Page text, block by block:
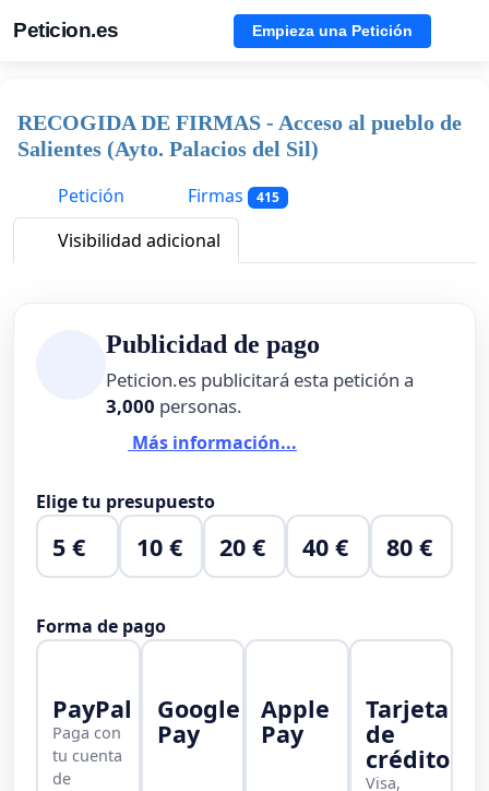
Peticion.es Empieza una Petición
RECOGIDA DE FIRMAS - Acceso al pueblo de
Salientes (Ayto. Palacios del Sil)
Petición
Firmas 415
Visibilidad adicional
Publicidad de pago
Peticion.es publicitará esta petición a
3,000 personas.
Más información...
Elige tu presupuesto
5 € 10 € 20 € 40 € 80 €
Forma de pago
PayPal
Paga con
tu cuenta
de
Google
Pay
Apple
Pay
Tarjeta
de
crédito
Visa,